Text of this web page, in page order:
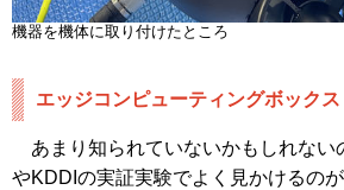
機器を機体に取り付けたところ
エッジコンピューティングボックス
あまり知られていないかもしれない
やKDDIの実証実験でよく見かけるの